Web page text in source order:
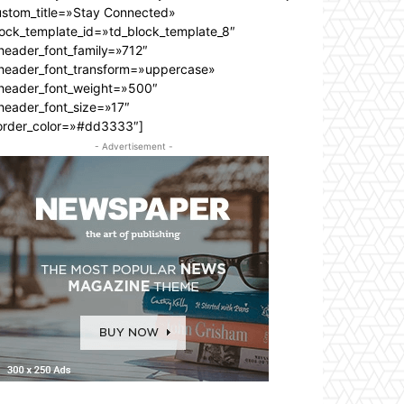
Connected»
- Advertisement -